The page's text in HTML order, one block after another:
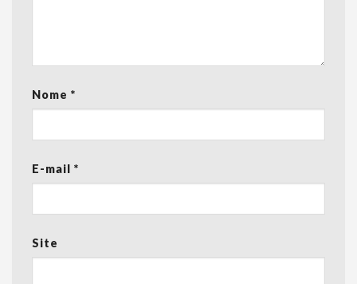
Nome *
E-mail *
Site